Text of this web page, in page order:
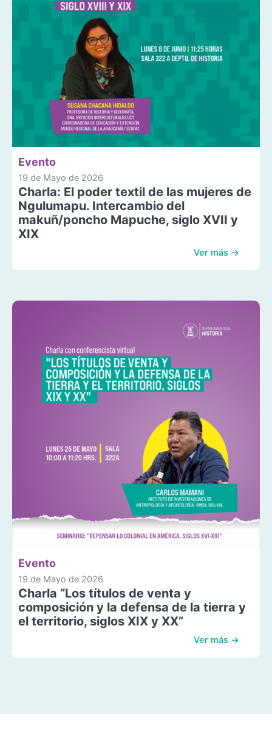
Evento
19 de Mayo de 2026
Charla: El poder textil de las mujeres de
Ngulumapu. Intercambio del
makuñ/poncho Mapuche, siglo XVII y
XIX
Ver más →
Evento
19 de Mayo de 2026
Charla “Los títulos de venta y
composición y la defensa de la tierra y
el territorio, siglos XIX y XX”
Ver más →